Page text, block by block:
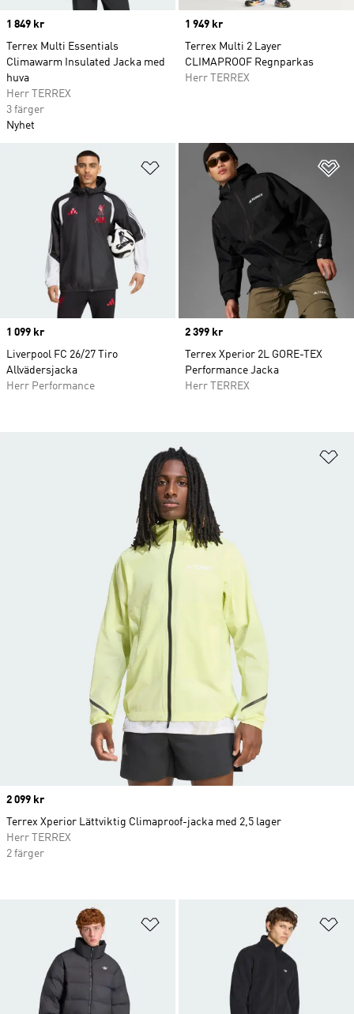
Price
1 849 kr
Terrex Multi Essentials
Climawarm Insulated Jacka med
huva
Herr TERREX
3 färger
Nyhet
Price
1 949 kr
Terrex Multi 2 Layer
CLIMAPROOF Regnparkas
Herr TERREX
Lägg till på önskelistan
Price
1 099 kr
Liverpool FC 26/27 Tiro
Allvädersjacka
Herr Performance
Price
2 399 kr
Terrex Xperior 2L GORE-TEX
Performance Jacka
Herr TERREX
Lägg till på önskelistan
Price
2 099 kr
Terrex Xperior Lättviktig Climaproof-jacka med 2,5 lager
Herr TERREX
2 färger